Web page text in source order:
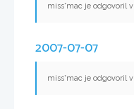
miss*mac je odgovoril v
2007-07-07
miss*mac je odgovoril v